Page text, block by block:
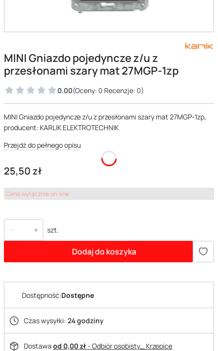
MINI Gniazdo pojedyncze z/u z
przesłonami szary mat 27MGP-1zp
0.00(Oceny: 0 Recenzje: 0)
MINI Gniazdo pojedyncze z/u z przesłonami szary mat 27MGP-1zp,
producent: KARLIK ELEKTROTECHNIK
Przejdź do pełnego opisu
Cena
25,50 zł
Cena wyłącznie on-line
szt.
Dodaj do koszyka
Dostępność:Dostępne
Czas wysyłki: 24 godziny
Dostawa od 0,00 zł- Odbiór osobisty_ Krzepice